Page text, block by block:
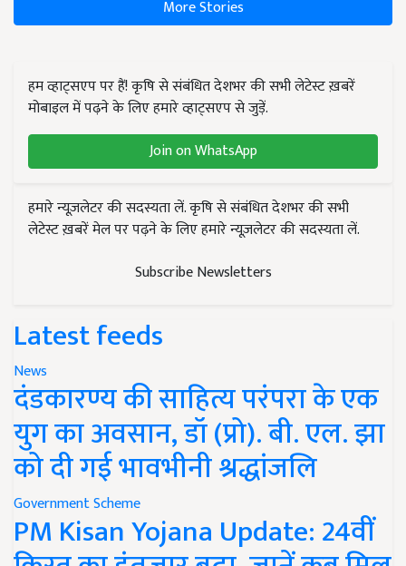
More Stories
हम व्हाट्सएप पर हैं! कृषि से संबंधित देशभर की सभी लेटेस्ट ख़बरें
मोबाइल में पढ़ने के लिए हमारे व्हाट्सएप से जुड़ें.
Join on WhatsApp
हमारे न्यूज़लेटर की सदस्यता लें. कृषि से संबंधित देशभर की सभी
लेटेस्ट ख़बरें मेल पर पढ़ने के लिए हमारे न्यूज़लेटर की सदस्यता लें.
Subscribe Newsletters
Latest feeds
News
दंडकारण्य की साहित्य परंपरा के एक
युग का अवसान, डॉ (प्रो). बी. एल. झा
को दी गई भावभीनी श्रद्धांजलि
Government Scheme
PM Kisan Yojana Update: 24वीं